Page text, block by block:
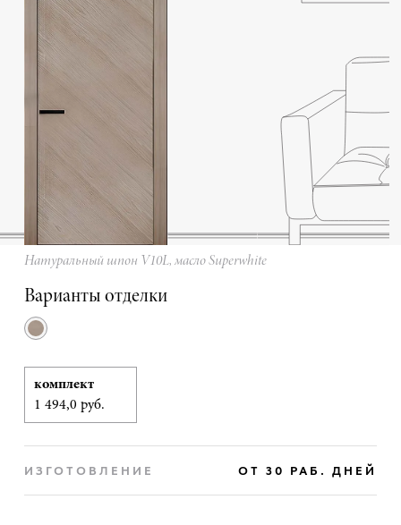
ИЗГОТОВЛЕНИЕ ОТ 30 РАБ. ДНЕЙ
Натуральный шпон V10L, масло Superwhite
Варианты отделки
комплект
1 494,0 руб.